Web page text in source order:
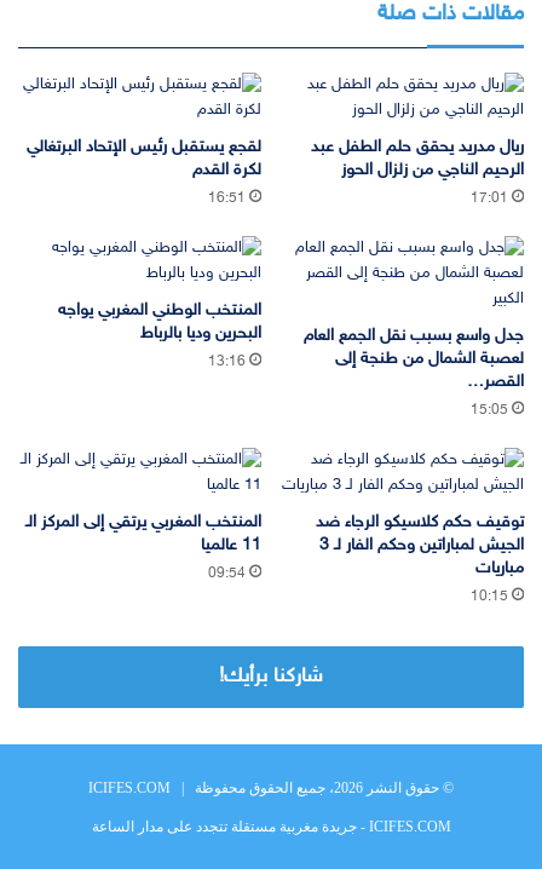
مقالات ذات صلة
ريال مدريد يحقق حلم الطفل عبد
الرحيم الناجي من زلزال الحوز
17:01
لقجع يستقبل رئيس الإتحاد البرتغالي
لكرة القدم
16:51
جدل واسع بسبب نقل الجمع العام
لعصبة الشمال من طنجة إلى
القصر…
15:05
المنتخب الوطني المغربي يواجه
البحرين وديا بالرباط
13:16
توقيف حكم كلاسيكو الرجاء ضد
الجيش لمباراتين وحكم الفار لـ 3
مباريات
10:15
المنتخب المغربي يرتقي إلى المركز الـ
11 عالميا
09:54
شاركنا برأيك!
© حقوق النشر 2026، جميع الحقوق محفوظة | ICIFES.COM
ICIFES.COM - جريدة مغربية مستقلة تتجدد على مدار الساعة